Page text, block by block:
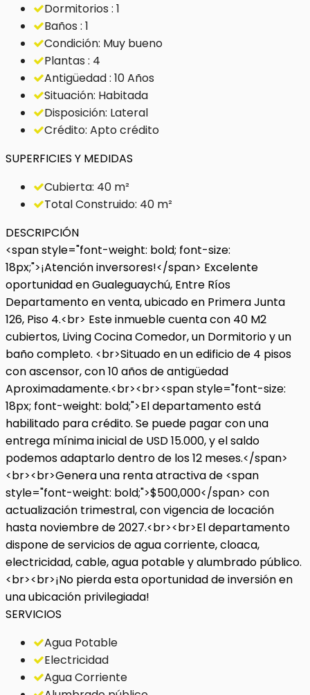
Dormitorios : 1
Baños : 1
Condición: Muy bueno
Plantas : 4
Antigüedad : 10 Años
Situación: Habitada
Disposición: Lateral
Crédito: Apto crédito
SUPERFICIES Y MEDIDAS
Cubierta: 40 m²
Total Construido: 40 m²
DESCRIPCIÓN
<span style="font-weight: bold; font-size:
18px;">¡Atención inversores!</span> Excelente
oportunidad en Gualeguaychú, Entre Ríos
Departamento en venta, ubicado en Primera Junta
126, Piso 4.<br> Este inmueble cuenta con 40 M2
cubiertos, Living Cocina Comedor, un Dormitorio y un
baño completo. <br>Situado en un edificio de 4 pisos
con ascensor, con 10 años de antigüedad
Aproximadamente.<br><br><span style="font-size:
18px; font-weight: bold;">El departamento está
habilitado para crédito. Se puede pagar con una
entrega mínima inicial de USD 15.000, y el saldo
podemos adaptarlo dentro de los 12 meses.</span>
<br><br>Genera una renta atractiva de <span
style="font-weight: bold;">$500,000</span> con
actualización trimestral, con vigencia de locación
hasta noviembre de 2027.<br><br>El departamento
dispone de servicios de agua corriente, cloaca,
electricidad, cable, agua potable y alumbrado público.
<br><br>¡No pierda esta oportunidad de inversión en
una ubicación privilegiada!
SERVICIOS
Agua Potable
Electricidad
Agua Corriente